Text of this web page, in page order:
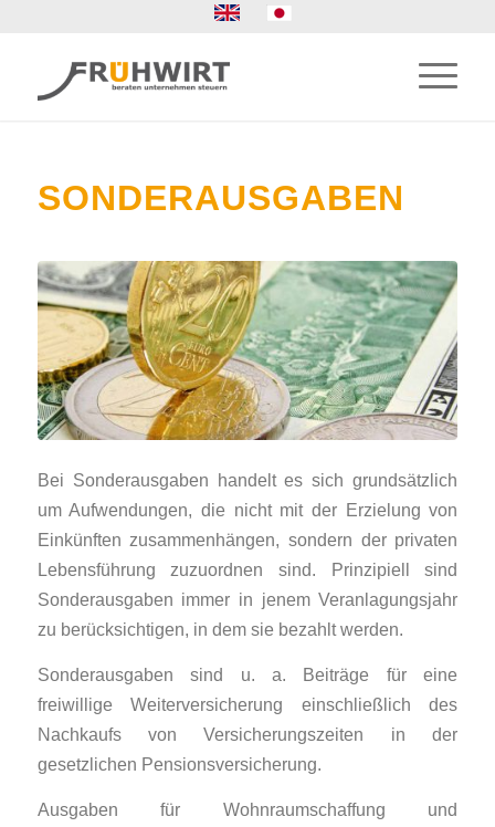
SONDERAUSGABEN
Bei Sonderausgaben handelt es sich grundsätzlich
um Aufwendungen, die nicht mit der Erzielung von
Einkünften zusammenhängen, sondern der privaten
Lebensführung zuzuordnen sind. Prinzipiell sind
Sonderausgaben immer in jenem Veranlagungsjahr
zu berücksichtigen, in dem sie bezahlt werden.
Sonderausgaben sind u. a. Beiträge für eine
freiwillige Weiter­versicherung einschließlich des
Nachkaufs von Versicherungszeiten in der
gesetzlichen Pensions­versicherung.
Ausgaben für Wohnraumschaffung und